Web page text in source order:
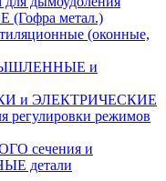
метал.)
(оконные,
и
и ЭЛЕКТРИЧЕСКИЕ
режимов
сечения и
детали